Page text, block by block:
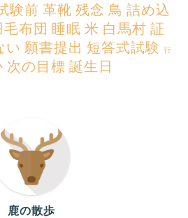
験前 革靴 残念 鳥 詰め込
毛布団 睡眠 米 白馬村 証
い 願書提出 短答式試験 行
次の目標 誕生日
鹿の散歩